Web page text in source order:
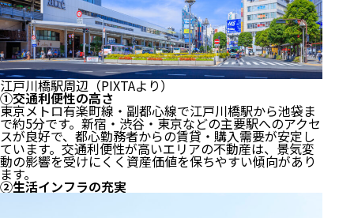
江戸川橋駅周辺（PIXTAより）
①交通利便性の高さ
東京メトロ有楽町線・副都心線で江戸川橋駅から池袋ま
で約5分です。新宿・渋谷・東京などの主要駅へのアクセ
スが良好で、都心勤務者からの賃貸・購入需要が安定し
ています。交通利便性が高いエリアの不動産は、景気変
動の影響を受けにくく資産価値を保ちやすい傾向があり
ます。
②生活インフラの充実